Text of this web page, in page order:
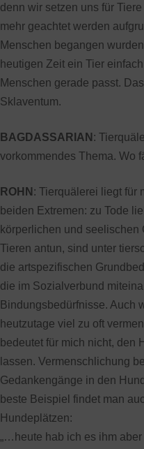
denn wir setzen uns für
mehr geachtet werden
Menschen begangen
heutigen Zeit ein Tier
Menschen gerade passt.
Sklaventum.
BAGDASSARIAN :
vorkommendes Thema. Wo
ROHN : Tierquälerei liegt für
beiden Extremen: zu Tode
körperlichen und seelischen
Tieren antun, sind unter
die artspezifischen
die im Sozialverbund
Bindungsbedürfnisse. Auch
heutzutage viel zu oft
bedeutet für mich nicht, den
lassen. Vermenschlichung
Gedankengänge in den
beste Beispiel findet man
Hundeplätzen:
„…heute hab ich es ihm